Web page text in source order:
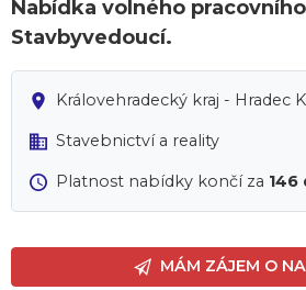
Nabídka volného
Stavbyvedoucí.
Královehradecký kraj - Hradec
Stavebnictví a reality
Platnost nabídky končí za 146
MÁM ZÁJEM O